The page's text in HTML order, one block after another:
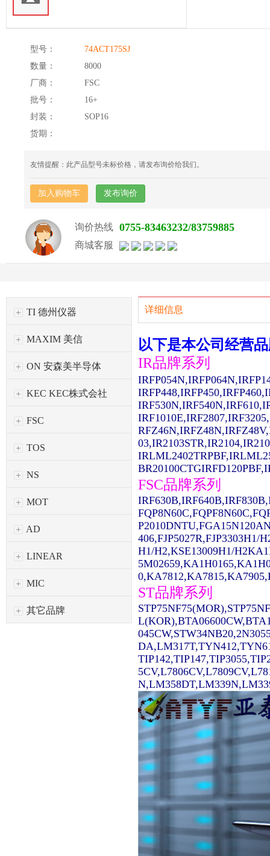
型号：
74ACT175SJ
数量：
8000
厂商：
FSC
批号：
16+
封装：
SOP16
货期：
友情提醒：此产品型号未标价格，请发布询价给我们。
加入购物车 发布询价
询价热线 0755-83463232/83759885
商城客服
TI 德州仪器
MAXIM 美信
ON 安森美半导体
KEC KEC株式会社
FSC
TOS
NS
MOT
AD
LINEAR
MIC
其它品牌
详细信息
以下是本公司经营
IR品牌系列
FSC品牌系列
406,FJP5027R,FJP3303H1/
H1/H2,KSE13009H1/
ST品牌系列